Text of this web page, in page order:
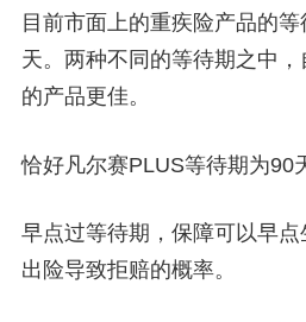
目前市面上的重疾险产品的
天。两种不同的等待期之中
的产品更佳。
恰好凡尔赛PLUS等待期为90
早点过等待期，保障可以早
出险导致拒赔的概率。